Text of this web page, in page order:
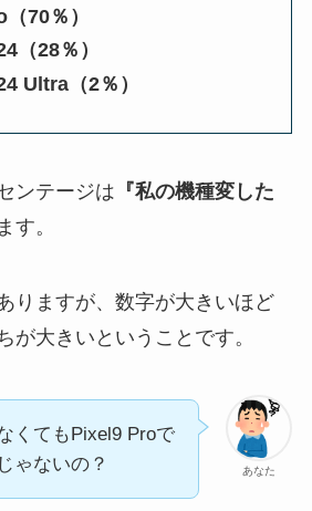
70％）
（28％）
Ultra（2％）
ンテージは 『私の機種変した
す。
りますが、数字が大きいほど
が大きいということです。
あなた
くてもPixel9 Proで
ゃないの？